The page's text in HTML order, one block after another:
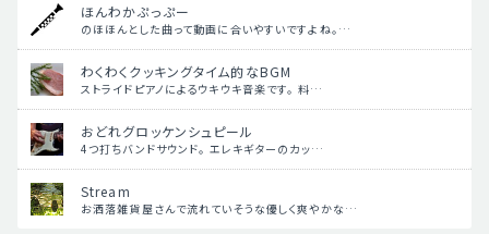
ほんわかぷっぷー
のほほんとした曲って動画に合いやすいですよね。…
わくわくクッキングタイム的なBGM
ストライドピアノによるウキウキ音楽です。 料…
おどれグロッケンシュピール
4つ打ちバンドサウンド。 エレキギターのカッ…
Stream
お洒落雑貨屋さんで流れていそうな優しく爽やかな…